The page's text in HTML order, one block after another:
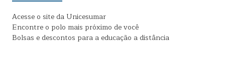
Acesse o site da Unicesumar
Encontre o polo mais próximo de você
Bolsas e descontos para a educação a distância